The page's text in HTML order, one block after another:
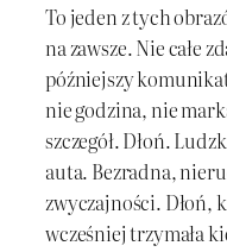
To jeden z tych
na zawsze. Nie całe
późniejszy
nie godzina, nie
szczegół. Dłoń.
auta. Bezradna,
zwyczajności. Dłoń,
wcześniej trzymała